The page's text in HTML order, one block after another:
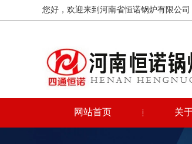
您好，欢迎来到河南省恒诺锅炉有限公司
网站首页 关